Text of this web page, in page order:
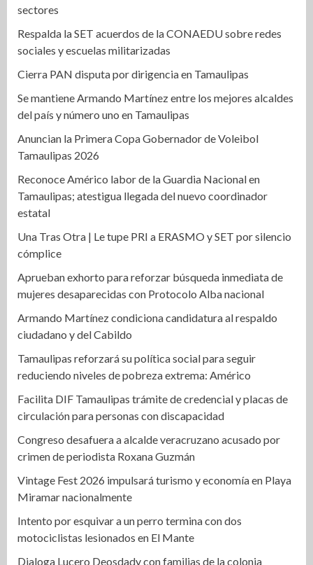
sectores
Respalda la SET acuerdos de la CONAEDU sobre redes
sociales y escuelas militarizadas
Cierra PAN disputa por dirigencia en Tamaulipas
Se mantiene Armando Martínez entre los mejores alcaldes
del país y número uno en Tamaulipas
Anuncian la Primera Copa Gobernador de Voleibol
Tamaulipas 2026
Reconoce Américo labor de la Guardia Nacional en
Tamaulipas; atestigua llegada del nuevo coordinador
estatal
Una Tras Otra | Le tupe PRI a ERASMO y SET por silencio
cómplice
Aprueban exhorto para reforzar búsqueda inmediata de
mujeres desaparecidas con Protocolo Alba nacional
Armando Martínez condiciona candidatura al respaldo
ciudadano y del Cabildo
Tamaulipas reforzará su política social para seguir
reduciendo niveles de pobreza extrema: Américo
Facilita DIF Tamaulipas trámite de credencial y placas de
circulación para personas con discapacidad
Congreso desafuera a alcalde veracruzano acusado por
crimen de periodista Roxana Guzmán
Vintage Fest 2026 impulsará turismo y economía en Playa
Miramar nacionalmente
Intento por esquivar a un perro termina con dos
motociclistas lesionados en El Mante
Dialoga Lucero Deosdady con familias de la colonia